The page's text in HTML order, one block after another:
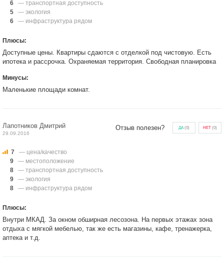
6
— транспортная доступность
5
— экология
6
— инфраструктура рядом
Плюсы:
Доступные цены. Квартиры сдаются с отделкой под чистовую. Есть
ипотека и рассрочка. Охраняемая территория. Свободная планировка
Минусы:
Маленькие площади комнат.
Лапотников Дмитрий
29.09.2016
Отзыв полезен? ДА(0) НЕТ (0)
7
— цена/качество
9
— местоположение
8
— транспортная доступность
9
— экология
8
— инфраструктура рядом
Плюсы:
Внутри МКАД. За окном обширная лесозона. На первых этажах зона
отдыха с мягкой мебелью, так же есть магазины, кафе, тренажерка,
аптека и т.д.